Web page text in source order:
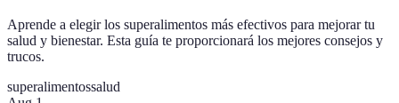
Aprende a elegir los superalimentos más efectivos para mejorar tu
salud y bienestar. Esta guía te proporcionará los mejores consejos y
trucos.
superalimentossalud